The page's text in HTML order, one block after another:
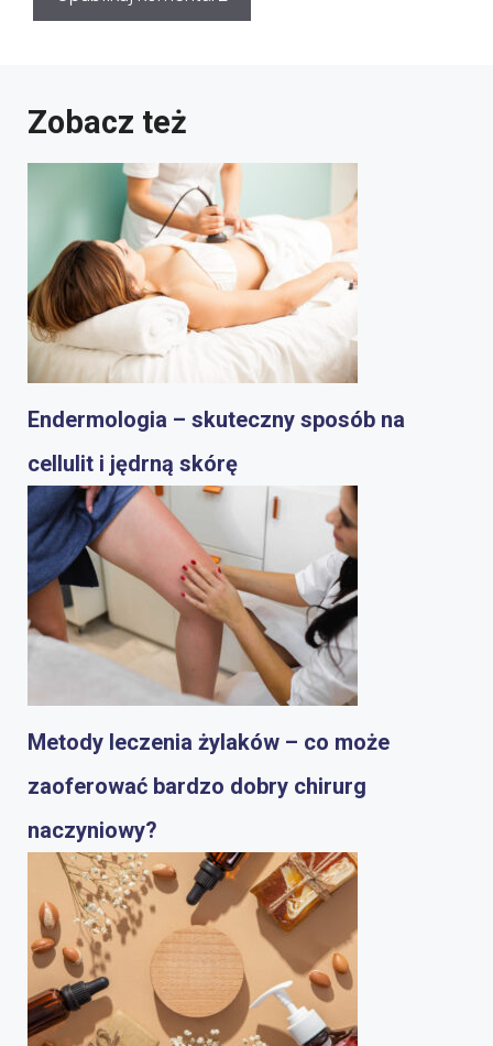
Zobacz też
Endermologia – skuteczny sposób na
cellulit i jędrną skórę
Metody leczenia żylaków – co może
zaoferować bardzo dobry chirurg
naczyniowy?